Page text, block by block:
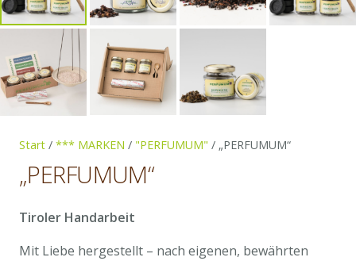
Start / *** MARKEN / "PERFUMUM" / „PERFUMUM“
„PERFUMUM“
Tiroler Handarbeit
Mit Liebe hergestellt – nach eigenen, bewährten